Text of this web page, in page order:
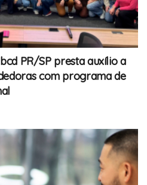
PR/SP presta auxílio a
com programa de